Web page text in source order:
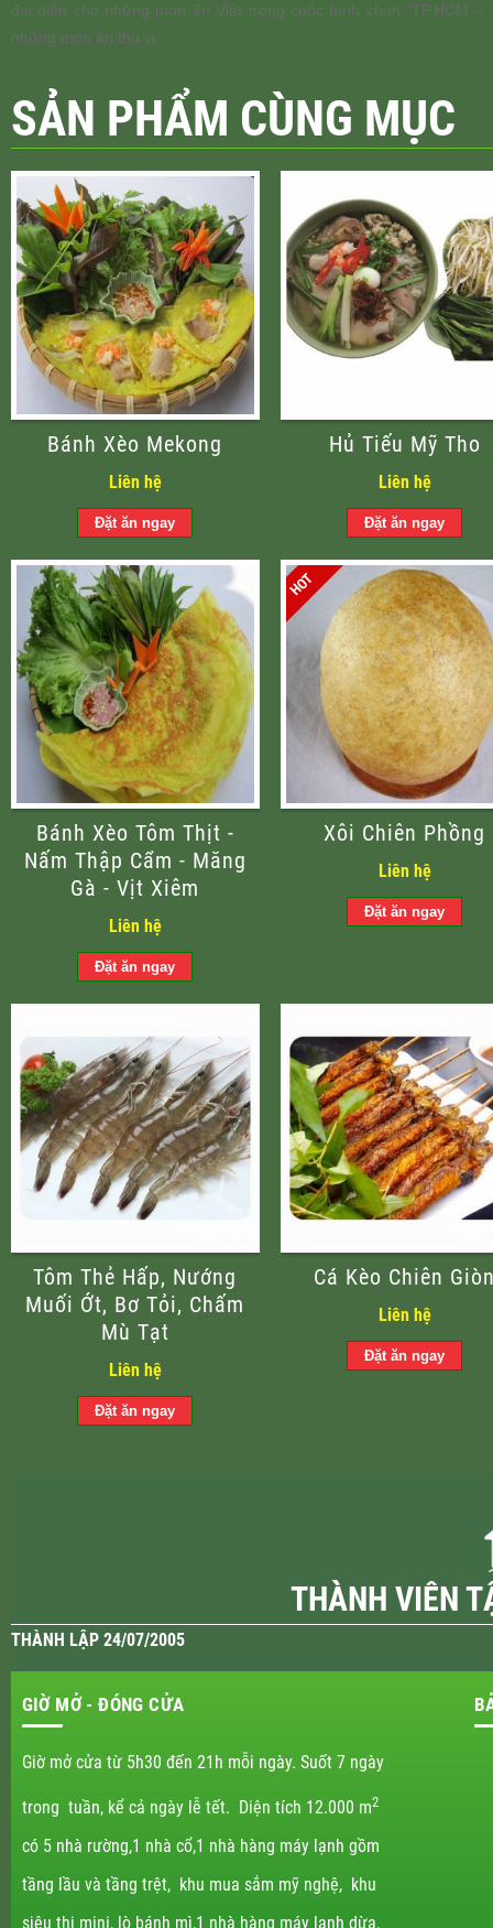
đại diện cho những món ăn Việt trong cuộc bình chọn “TP.HCM
những món ăn thú vị.
SẢN PHẨM CÙNG MỤC
Bánh Xèo Mekong
Liên hệ
Hủ Tiếu Mỹ Tho
Liên hệ
Bánh Xèo Tôm Thịt -
Nấm Thập Cẩm - Măng
Gà - Vịt Xiêm
Liên hệ
Xôi Chiên Phồng
Liên hệ
Tôm Thẻ Hấp, Nướng
Muối Ớt, Bơ Tỏi, Chấm
Mù Tạt
Liên hệ
Cá Kèo Chiên
Liên hệ
THÀNH VIÊN
THÀNH LẬP 24/07/2005
GIỜ MỞ - ĐÓNG CỬA
Giờ mở cửa từ 5h30 đến 21h mỗi ngày. Suốt 7 ngày
trong tuần, kể cả ngày lễ tết. Diện tích 12.000 m2
có 5 nhà rường,1 nhà cổ,1 nhà hàng máy lạnh gồm
tầng lầu và tầng trệt, khu mua sắm mỹ nghệ, khu
siêu thị mini, lò bánh mì,1 nhà hàng máy lạnh dừa,